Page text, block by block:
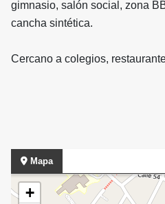
gimnasio, salón social, zona
cancha sintética.
Cercano a colegios,
Mapa
+